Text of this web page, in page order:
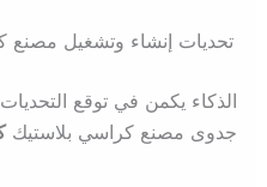
تحديات إنشاء وتشغيل مصنع
الذكاء يكمن في توقع
جدوى مصنع كراسي بلاستيك